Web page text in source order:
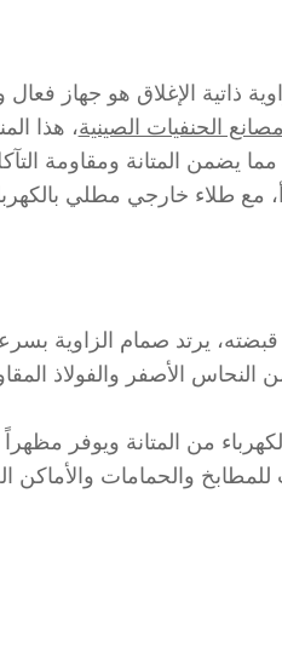
ذاتية الإغلاق هو جهاز
مصانع الحنفيات الصينية، هذا
مما يضمن المتانة ومقاومة
مع طلاء خارجي مطلي
قبضته، يرتد صمام الزاوية
النحاس الأصفر والفولاذ
من المتانة ويوفر مظهراً
والحمامات والأماكن